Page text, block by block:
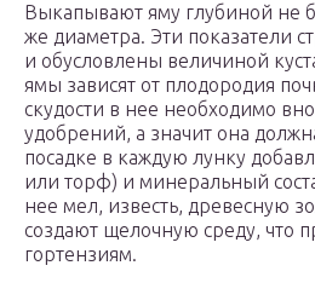
Выкапывают яму глубиной не
же диаметра. Эти показатели
и обусловлены величиной
ямы зависят от плодородия
скудости в нее необходимо
удобрений, а значит она
посадке в каждую лунку
или торф) и минеральный
нее мел, известь, древесную
создают щелочную среду, что
гортензиям.